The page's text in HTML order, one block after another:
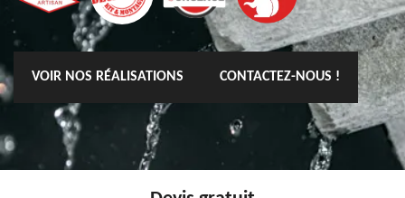
VOIR NOS RÉALISATIONS CONTACTEZ-NOUS !